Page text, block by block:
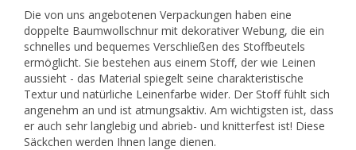
Die von uns angebotenen Verpackungen haben eine
doppelte Baumwollschnur mit dekorativer Webung, die ein
schnelles und bequemes Verschließen des Stoffbeutels
ermöglicht. Sie bestehen aus einem Stoff, der wie Leinen
aussieht - das Material spiegelt seine charakteristische
Textur und natürliche Leinenfarbe wider. Der Stoff fühlt sich
angenehm an und ist atmungsaktiv. Am wichtigsten ist, dass
er auch sehr langlebig und abrieb- und knitterfest ist! Diese
Säckchen werden Ihnen lange dienen.